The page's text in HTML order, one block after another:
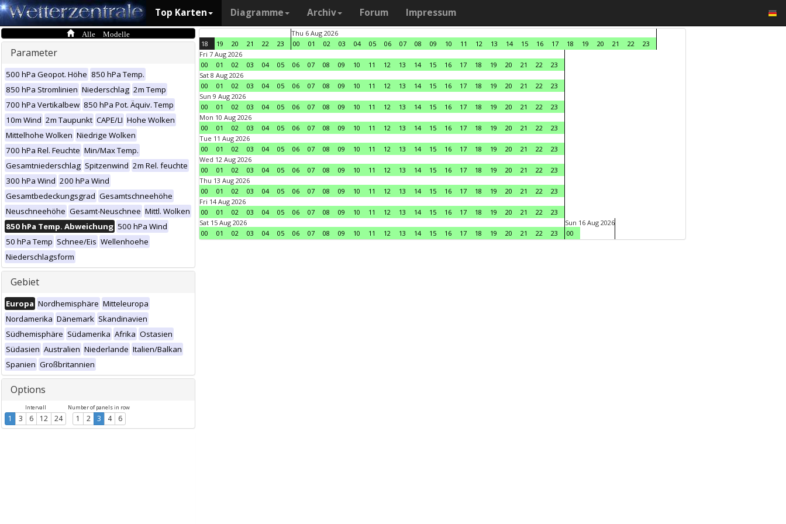
Top Karten Diagramme Archiv Forum Impressum
Alle Modelle
Parameter
500 hPa Geopot. Höhe 850 hPa Temp.
850 hPa Stromlinien Niederschlag 2m Temp
700 hPa Vertikalbew 850 hPa Pot. Äquiv. Temp
10m Wind 2m Taupunkt CAPE/LI Hohe Wolken
Mittelhohe Wolken Niedrige Wolken
700 hPa Rel. Feuchte Min/Max Temp.
Gesamtniederschlag Spitzenwind 2m Rel. feuchte
300 hPa Wind 200 hPa Wind
Gesamtbedeckungsgrad Gesamtschneehöhe
Neuschneehöhe Gesamt-Neuschnee Mittl. Wolken
850 hPa Temp. Abweichung 500 hPa Wind
50 hPa Temp Schnee/Eis Wellenhoehe
Niederschlagsform
Gebiet
Europa Nordhemisphäre Mitteleuropa
Nordamerika Dänemark Skandinavien
Südhemisphäre Südamerika Afrika Ostasien
Südasien Australien Niederlande Italien/Balkan
Spanien Großbritannien
Options
Intervall
1 3 6 12 24
Number of panels in row
1 2 3 4 6
18 19 20 21 22 23
Thu 6 Aug 2026
00
01 02 03 04 05 06 07 08 09 10 11 12 13 14 15 16 17 18 19 20 21 22
23
Fri 7 Aug 2026
00
01 02 03 04 05 06 07 08 09 10 11 12 13 14 15 16 17 18 19 20 21 22
23
Sat 8 Aug 2026
00
01 02 03 04 05 06 07 08 09 10 11 12 13 14 15 16 17 18 19 20 21 22
23
Sun 9 Aug 2026
00
01 02 03 04 05 06 07 08 09 10 11 12 13 14 15 16 17 18 19 20 21 22
23
Mon 10 Aug 2026
00
01 02 03 04 05 06 07 08 09 10 11 12 13 14 15 16 17 18 19 20 21 22
23
Tue 11 Aug 2026
00
01 02 03 04 05 06 07 08 09 10 11 12 13 14 15 16 17 18 19 20 21 22
23
Wed 12 Aug 2026
00
01 02 03 04 05 06 07 08 09 10 11 12 13 14 15 16 17 18 19 20 21 22
23
Thu 13 Aug 2026
00
01 02 03 04 05 06 07 08 09 10 11 12 13 14 15 16 17 18 19 20 21 22
23
Fri 14 Aug 2026
00
01 02 03 04 05 06 07 08 09 10 11 12 13 14 15 16 17 18 19 20 21 22
23
Sat 15 Aug 2026
00
01 02 03 04 05 06 07 08 09 10 11 12 13 14 15 16 17 18 19 20 21 22 23
Sun 16 Aug 2026
00